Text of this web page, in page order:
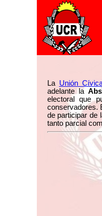
La Unión
adelante la
electoral que
conservadores.
de participar de
tanto parcial